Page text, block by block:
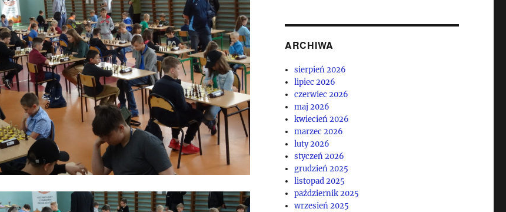
ARCHIWA
sierpień 2026
lipiec 2026
czerwiec 2026
maj 2026
kwiecień 2026
marzec 2026
luty 2026
styczeń 2026
grudzień 2025
listopad 2025
październik 2025
wrzesień 2025